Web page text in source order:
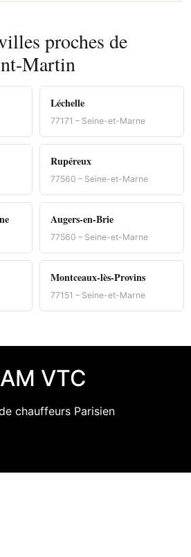
proches de
Martin
Léchelle
77171 – Seine-et-Marne
Rupéreux
77560 – Seine-et-Marne
Augers-en-Brie
77560 – Seine-et-Marne
Montceaux-lès-Provins
77151 – Seine-et-Marne
VTC
chauffeurs Parisien